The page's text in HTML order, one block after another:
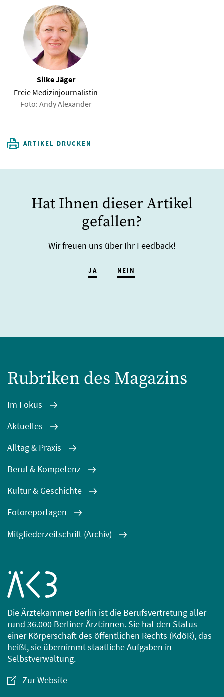
Silke Jäger
Freie Medizinjournalistin
Foto: Andy Alexander
ARTIKEL DRUCKEN
Hat Ihnen dieser Artikel
gefallen?
Wir freuen uns über Ihr Feedback!
JA NEIN
Rubriken des Magazins
Im Fokus
Aktuelles
Alltag & Praxis
Beruf & Kompetenz
Kultur & Geschichte
Fotoreportagen
Mitgliederzeitschrift (Archiv)
Die Ärztekammer Berlin ist die Berufsvertretung aller
rund 36.000 Berliner Ärzt:innen. Sie hat den Status
einer Körperschaft des öffentlichen Rechts (KdöR), das
heißt, sie übernimmt staatliche Aufgaben in
Selbstverwaltung.
Zur Website